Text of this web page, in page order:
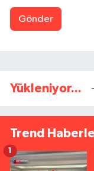
Gönder
Yükleniyor...
Trend
1